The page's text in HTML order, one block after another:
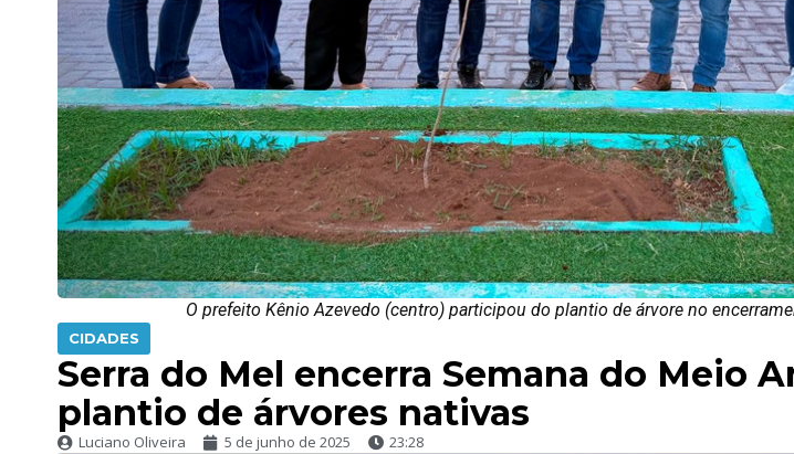
O prefeito Kênio Azevedo (centro) participou do plantio de árvore no
CIDADES
Serra do Mel encerra Semana do Meio
plantio de árvores nativas
Luciano Oliveira 5 de junho de 2025 23:28